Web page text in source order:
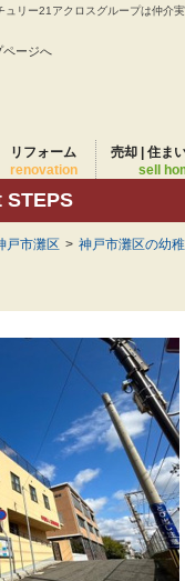
リー21アクロスグループは仲介
ページへ
リフォーム
renovation
売却 | 住ま
sell
STEPS
戸市灘区 > 神戸市灘区の幼